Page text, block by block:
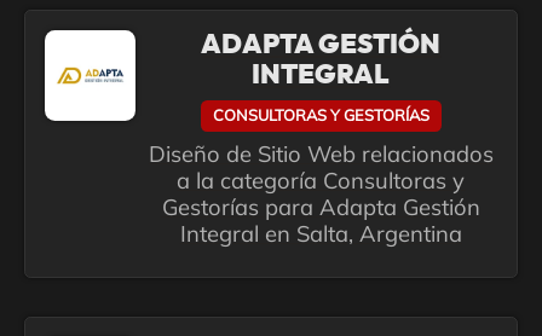
ADAPTA GESTIÓN
INTEGRAL
CONSULTORAS Y GESTORÍAS
Diseño de Sitio Web relacionados
a la categoría Consultoras y
Gestorías para Adapta Gestión
Integral en Salta, Argentina